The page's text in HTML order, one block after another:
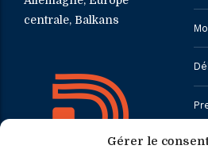
Gérer le
centrale, Balkans